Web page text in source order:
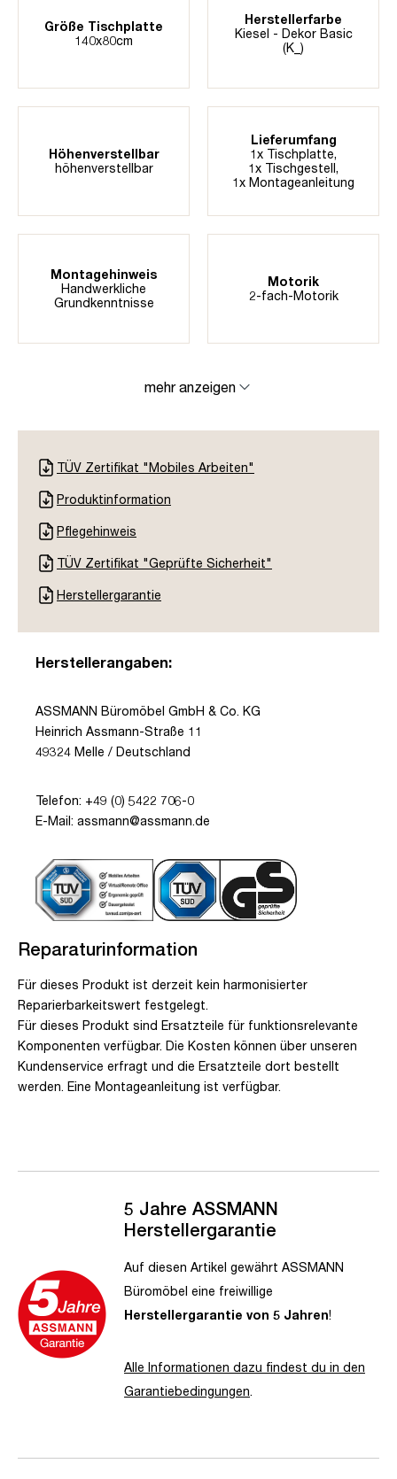
Größe Tischplatte
140x80cm
Herstellerfarbe
Kiesel - Dekor Basic
(K_)
Höhenverstellbar
höhenverstellbar
Lieferumfang
1x Tischplatte,
1x Tischgestell,
1x Montageanleitung
Montagehinweis
Handwerkliche
Grundkenntnisse
Motorik
2-fach-Motorik
mehr anzeigen
TÜV Zertifikat "Mobiles Arbeiten"
Produktinformation
Pflegehinweis
TÜV Zertifikat "Geprüfte Sicherheit"
Herstellergarantie
Herstellerangaben:
ASSMANN Büromöbel GmbH & Co. KG
Heinrich Assmann-Straße 11
49324 Melle / Deutschland
Telefon: +49 (0) 5422 706-0
E-Mail: assmann@assmann.de
Reparaturinformation
Für dieses Produkt ist derzeit kein harmonisierter
Reparierbarkeitswert festgelegt.
Für dieses Produkt sind Ersatzteile für funktionsrelevante
Komponenten verfügbar. Die Kosten können über unseren
Kundenservice erfragt und die Ersatzteile dort bestellt
werden. Eine Montageanleitung ist verfügbar.
5 Jahre ASSMANN
Herstellergarantie
Auf diesen Artikel gewährt ASSMANN
Büromöbel eine freiwillige
Herstellergarantie von 5 Jahren!
Alle Informationen dazu findest du in den
Garantiebedingungen.